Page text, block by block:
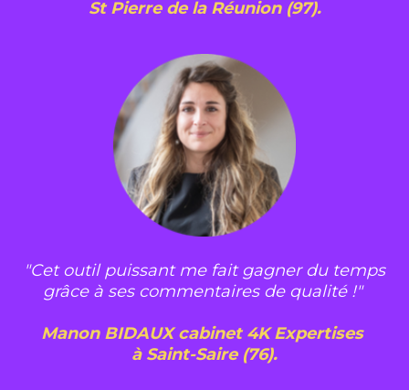
St Pierre de la Réunion (97).
"Cet outil puissant me fait gagner du temps
grâce à ses commentaires de qualité !"
Manon BIDAUX cabinet 4K Expertises
à Saint-Saire (76).